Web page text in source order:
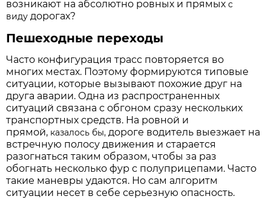
возникают на абсолютно ровных и прямыхс
видудорогах?
Пешеходные переходы
Часто конфигурация трасс повторяется во
многих местах. Поэтому формируются типовые
ситуации, которые вызывают похожие друг на
друга аварии. Одна из распространенных
ситуаций связана с обгоном сразу нескольких
транспортных средств. На ровной и
прямой, казалось бы,дороге водитель выезжает на
встречную полосу движения и старается
разогнаться таким образом, чтобы за раз
обогнать несколько фур с полуприцепами. Часто
такие маневры удаются. Но сам алгоритм
ситуации несет в себе серьезную опасность.